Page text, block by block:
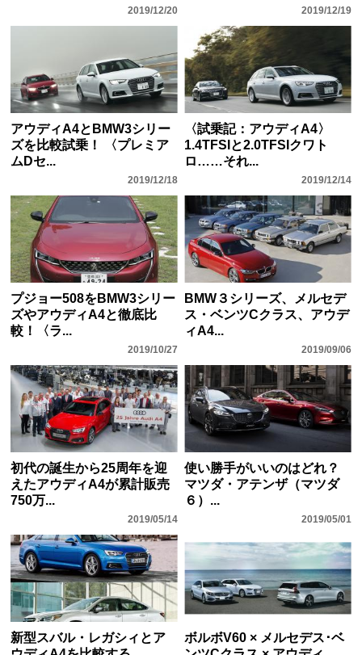
2019/12/20 2019/12/19
アウディA4とBMW3シリー
ズを比較試乗！ 〈プレミア
ムDセ...
2019/12/18
〈試乗記：アウディA4〉
1.4TFSIと2.0TFSIクワト
ロ……それ...
2019/12/14
プジョー508をBMW3シリー
ズやアウディA4と徹底比
較！〈ラ...
2019/10/27
BMW３シリーズ、メルセデ
ス・ベンツCクラス、アウデ
ィA4...
2019/09/06
初代の誕生から25周年を迎
えたアウディA4が累計販売
750万...
2019/05/14
使い勝手がいいのはどれ？
マツダ・アテンザ（マツダ
６）...
2019/05/01
新型スバル・レガシィとア
ボルボV60 × メルセデス･ベ